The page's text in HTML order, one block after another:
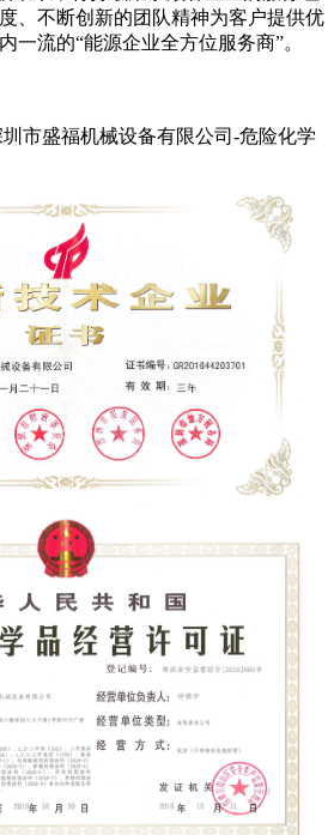
、不断创新的团队精神为客户提供优
一流的“能源企业全方位服务商”。
市盛福机械设备有限公司-危险化学